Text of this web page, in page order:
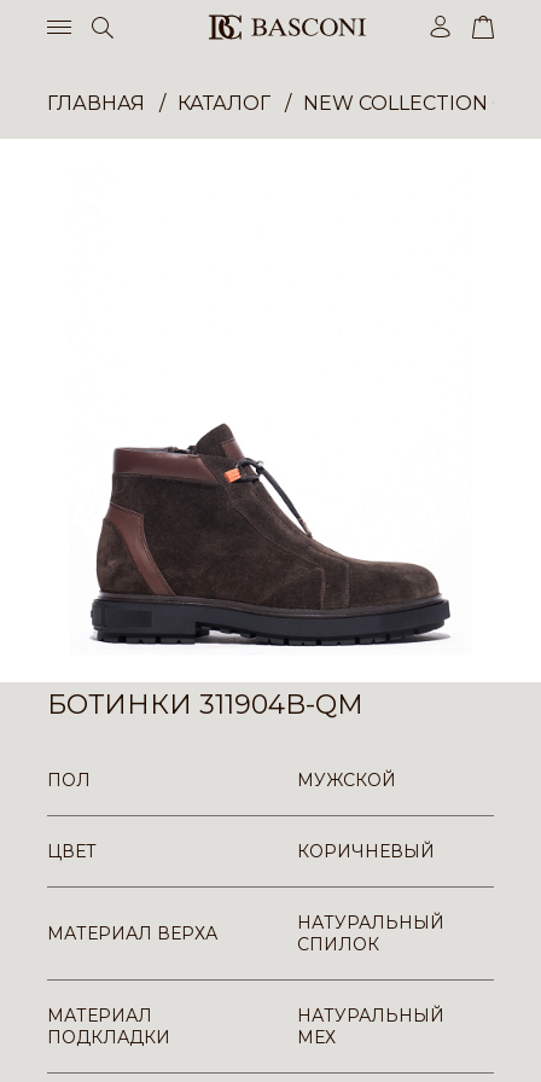
ГЛАВНАЯ КАТАЛОГ NEW COLLECTION
БОТИНКИ 311904B-QM
ПОЛ МУЖСКОЙ
ЦВЕТ КОРИЧНЕВЫЙ
МАТЕРИАЛ ВЕРХА
НАТУРАЛЬНЫЙ
СПИЛОК
МАТЕРИАЛ
ПОДКЛАДКИ
НАТУРАЛЬНЫЙ
МЕХ